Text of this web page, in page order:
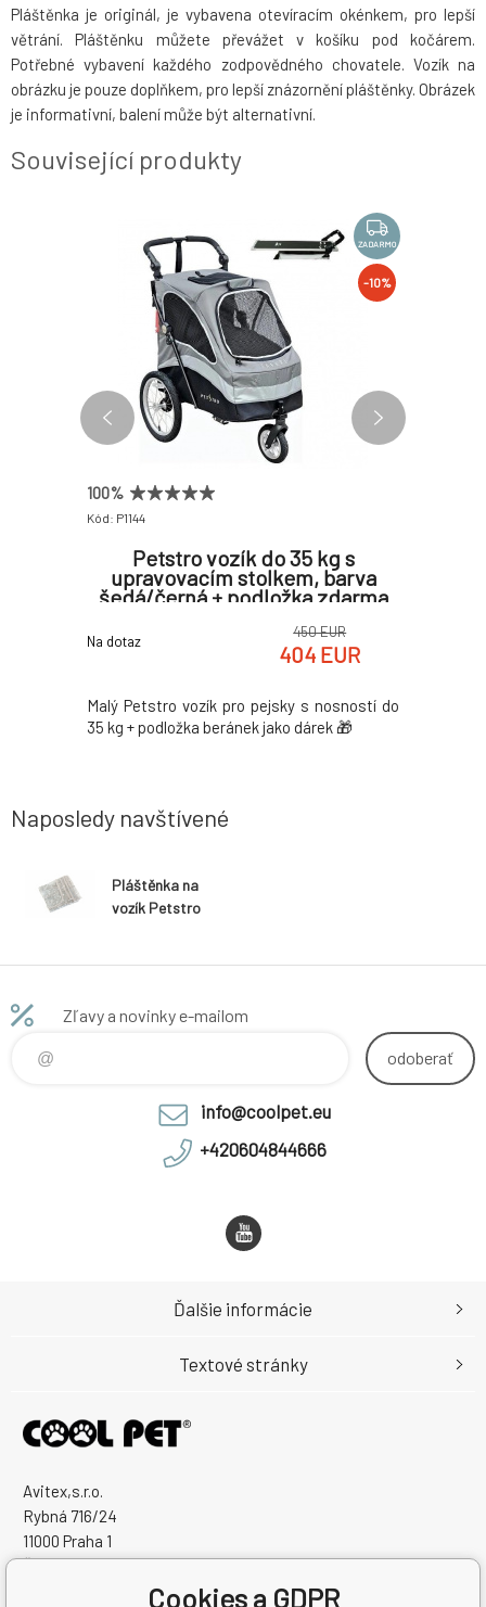
Pláštěnka je originál, je vybavena otevíracím okénkem, pro lepší
větrání. Pláštěnku můžete převážet v košíku pod kočárem.
Potřebné vybavení každého zodpovědného chovatele. Vozík na
obrázku je pouze doplňkem, pro lepší znázornění pláštěnky. Obrázek
je informativní, balení může být alternativní.
Související produkty
ZADARMO
-10%
100%
Kód: P1144
Petstro vozík do 35 kg s
upravovacím stolkem, barva
šedá/černá + podložka zdarma
Na dotaz
450 EUR
404 EUR
Malý Petstro vozík pro pejsky s nosností do
35 kg + podložka beránek jako dárek 🎁
Naposledy navštívené
Pláštěnka na
vozík Petstro
Zľavy a novinky e-mailom
odoberať
info@coolpet.eu
+420604844666
Avitex,s.r.o.
Rybná 716/24
11000 Praha 1
Česká Republika
Ďalšie informácie
Textové stránky
Cookies a GDPR